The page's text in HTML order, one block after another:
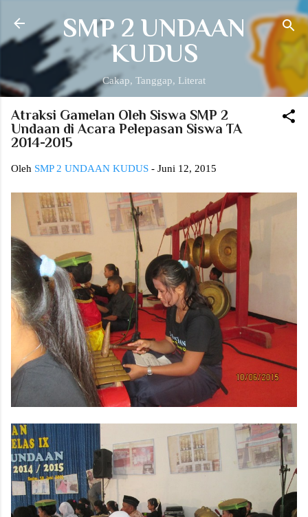
Langsung ke konten utama
SMP 2 UNDAAN
KUDUS
Cakap, Tanggap, Literat
Atraksi Gamelan Oleh Siswa SMP 2
Undaan di Acara Pelepasan Siswa TA
2014-2015
Oleh SMP 2 UNDAAN KUDUS - Juni 12, 2015